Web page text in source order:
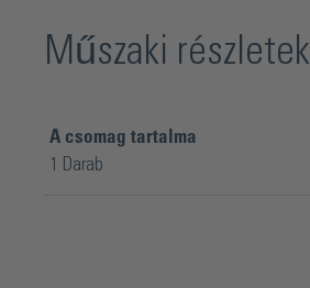
Műszaki részletek
A csomag tartalma
1 Darab